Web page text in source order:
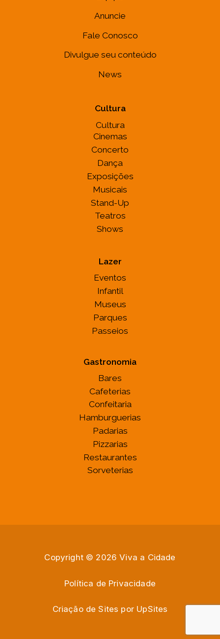
Anuncie
Fale Conosco
Divulgue seu conteúdo
News
Cultura
Cultura
Cinemas
Concerto
Dança
Exposições
Musicais
Stand-Up
Teatros
Shows
Lazer
Eventos
Infantil
Museus
Parques
Passeios
Gastronomia
Bares
Cafeterias
Confeitaria
Hamburguerias
Padarias
Pizzarias
Restaurantes
Sorveterias
Copyright © 2026 Viva a Cidade
Política de Privacidade
Criação de Sites por UpSites